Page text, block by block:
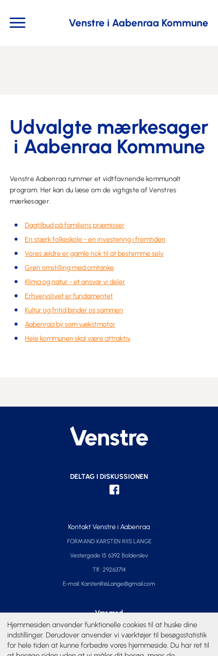
Hjemmesiden anvender funktionelle cookies til at huske dine
indstillinger. Derudover anvender vi værktøjer til besøgsstatistik
for hele tiden at kunne forbedre vores hjemmeside. Du har ret til
Venstre i Aabenraa Kommune
Udvalgte mærkesager
i Aabenraa Kommune
Venstre Aabenraa rummer et vidtfavnende kommunalt
program. Her kan du læse om de vigtigste af Venstres
mærkesager.
Dagtilbud på familiens præmisser
En stærk folkeskole - en investering i fremtiden
Vores ældre er gamle nok til at bestemme selv
Grøn omstilling med omtanke
Klima og natur - et ansvar vi deler
Erhvervslivet er fundamentet
Kultur og fritid binder os sammen
Aabenraa by som vækstmotor
Hele kommunen skal være attraktiv
Kontakt Venstre i Aabenraa
FORMAND KARSTEN RIIS LANGE
Vestergade 15 6392 Bolderslev
Tlf.: 29263714
E-mail: KarstenRiisLange@gmail.com
Vær med
Kalender
DELTAG I DISKUSSIONEN